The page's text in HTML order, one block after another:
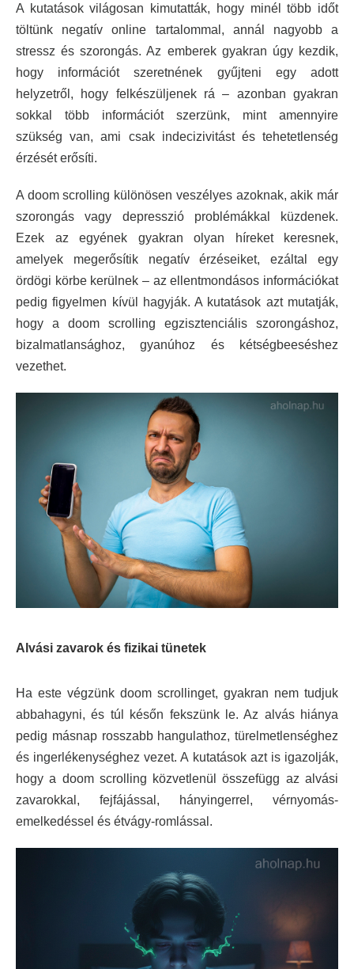
A kutatások világosan kimutatták, hogy minél több időt
töltünk negatív online tartalommal, annál nagyobb a
stressz és szorongás. Az emberek gyakran úgy kezdik,
hogy információt szeretnének gyűjteni egy adott
helyzetről, hogy felkészüljenek rá – azonban gyakran
sokkal több információt szerzünk, mint amennyire
szükség van, ami csak indecizivitást és tehetetlenség
érzését erősíti.
A doom scrolling különösen veszélyes azoknak, akik már
szorongás vagy depresszió problémákkal küzdenek.
Ezek az egyének gyakran olyan híreket keresnek,
amelyek megerősítik negatív érzéseiket, ezáltal egy
ördögi körbe kerülnek – az ellentmondásos információkat
pedig figyelmen kívül hagyják. A kutatások azt mutatják,
hogy a doom scrolling egzisztenciális szorongáshoz,
bizalmatlansághoz, gyanúhoz és kétségbeeséshez
vezethet.
Alvási zavarok és fizikai tünetek
Ha este végzünk doom scrollinget, gyakran nem tudjuk
abbahagyni, és túl későn fekszünk le. Az alvás hiánya
pedig másnap rosszabb hangulathoz, türelmetlenséghez
és ingerlékenységhez vezet. A kutatások azt is igazolják,
hogy a doom scrolling közvetlenül összefügg az alvási
zavarokkal, fejfájással, hányingerrel, vérnyomás-
emelkedéssel és étvágy-romlással.